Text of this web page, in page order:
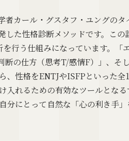
カール・グスタフ・ユングの
した性格診断メソッドです。こ
を行う仕組みになっています。
断の仕方（思考T/感情F）」、そ
、性格をENTJやISFPといった
入れるための有効なツールとな
分にとって自然な「心の利き手